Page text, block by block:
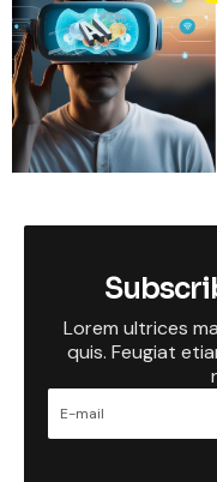
Lorem ultrices
quis. Feugiat